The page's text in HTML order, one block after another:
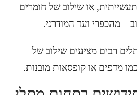
תעשייתית, או שילוב של חומרים
– מהכפרי ועד המודרני.
רבים מציעים שילוב של
מדפים או קופסאות מובנות.